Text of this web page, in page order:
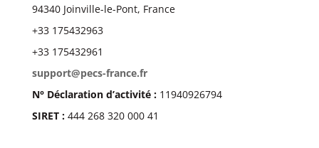
94340 Joinville-le-Pont, France
+33 175432963
+33 175432961
support@pecs-france.fr
N° Déclaration d’activité :11940926794
SIRET :444 268 320 000 41